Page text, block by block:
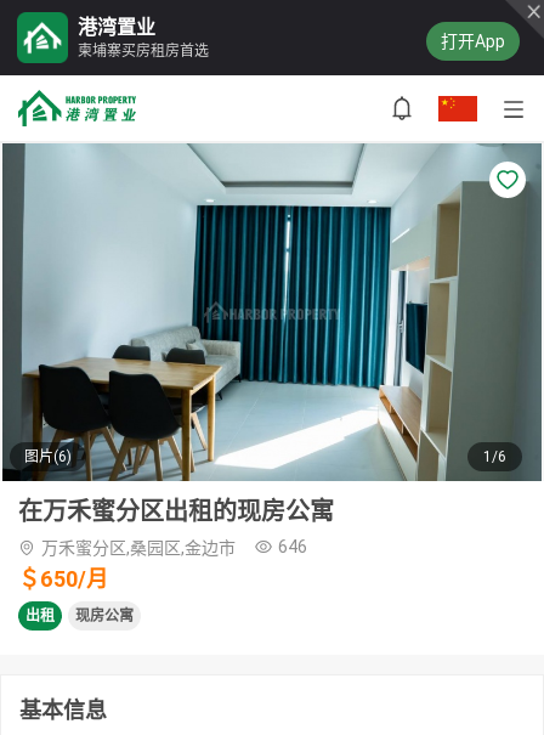
港湾置业
柬埔寨买房租房首选 打开App
图片(6) 1/6
在万禾蜜分区出租的现房公寓
万禾蜜分区,桑园区,金边市 646
＄650/月
出租 现房公寓
基本信息